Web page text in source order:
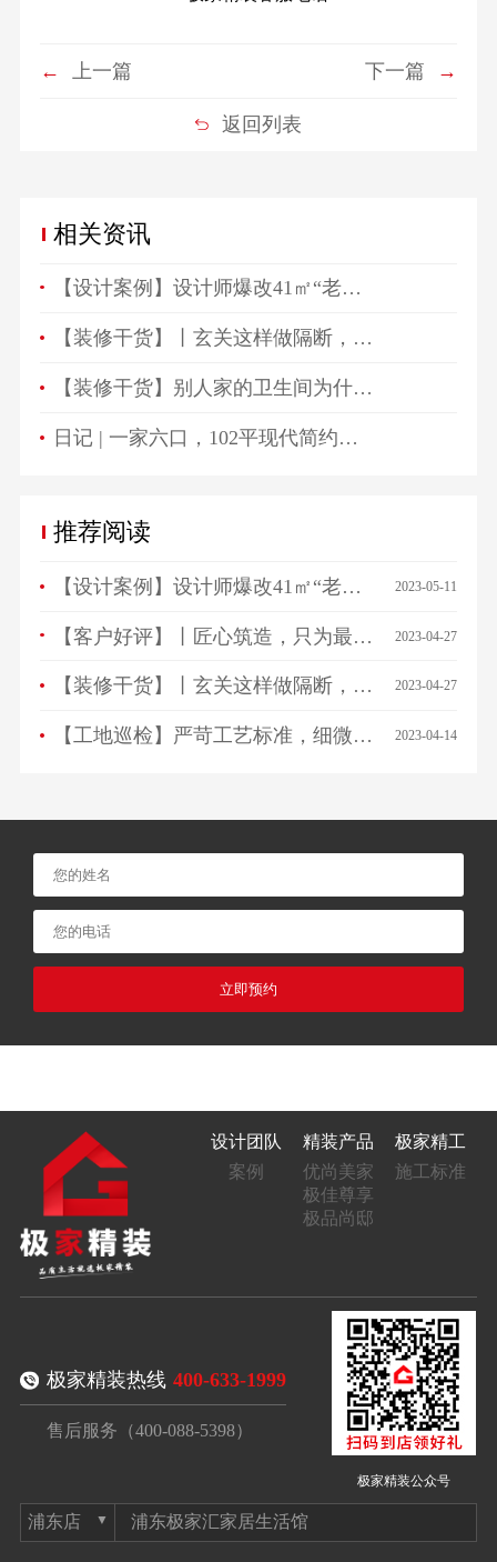
← 上一篇 下一篇 →
返回列表
相关资讯
【设计案例】设计师爆改41㎡“老破小”，一房变三房，住祖孙三代五口人不拥挤！
【装修干货】丨玄关这样做隔断，一进门就被惊艳！
【装修干货】别人家的卫生间为什么总是这么好看？
日记 | 一家六口，102平现代简约高颜值生活空间！
推荐阅读
【设计案例】设计师爆改41㎡“老破小”，一房变三房，住祖孙三代五口人不拥挤！ 2023-05-11
【客户好评】丨匠心筑造，只为最美相遇，来看看ta们怎么说… 2023-04-27
【装修干货】丨玄关这样做隔断，一进门就被惊艳！ 2023-04-27
【工地巡检】严苛工艺标准，细微之处见品质！ 2023-04-14
立即预约
设计团队
案例
精装产品
优尚美家
极佳尊享
极品尚邸
极家精工
施工标准
极家精装热线 400-633-1999
售后服务（400-088-5398）
极家精装公众号
浦东极家汇家居生活馆